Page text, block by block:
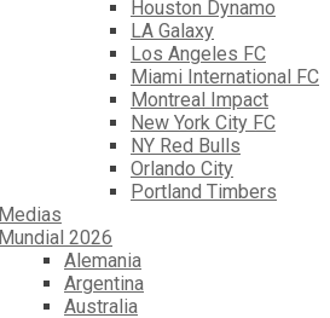
Houston Dynamo
LA Galaxy
Los Angeles FC
Miami International FC
Montreal Impact
New York City FC
NY Red Bulls
Orlando City
Portland Timbers
Medias
Mundial 2026
Alemania
Argentina
Australia